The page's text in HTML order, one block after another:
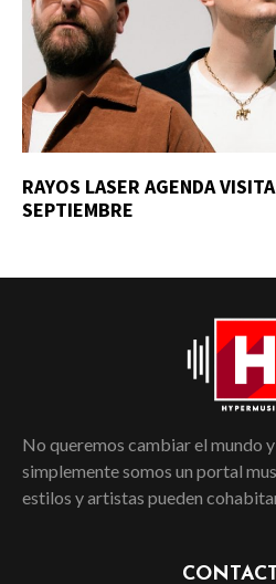
RAYOS LASER AGENDA
SEPTIEMBRE
No queremos cambiar el mundo
simplemente somos un portal
estilos y artistas pueden